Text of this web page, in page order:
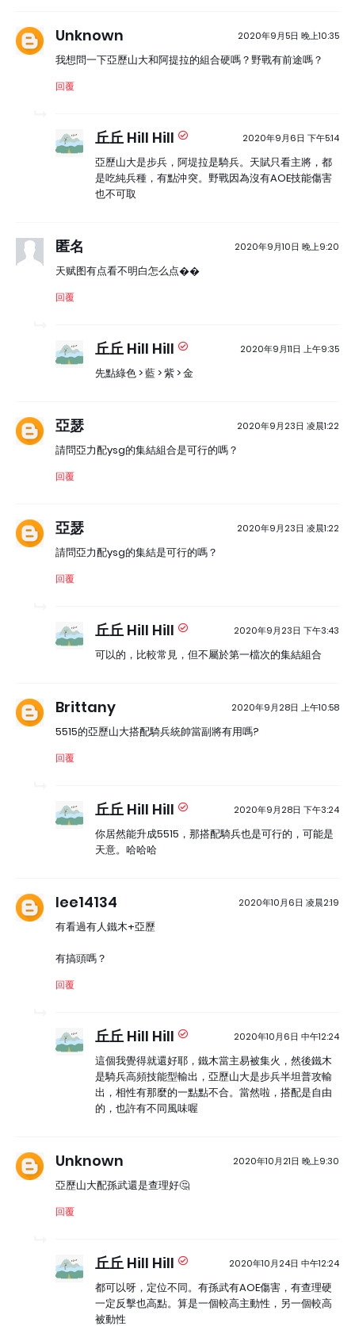
Unknown 2020年9月5日 晚上10:35
我想問一下亞歷山大和阿提拉的組合硬嗎？野戰有前途嗎？
回覆
丘丘 Hill Hill 2020年9月6日 下午5:14
亞歷山大是步兵，阿堤拉是騎兵。天賦只看主將，都
是吃純兵種，有點沖突。野戰因為沒有AOE技能傷害
也不可取
匿名 2020年9月10日 晚上9:20
天赋图有点看不明白怎么点��
回覆
丘丘 Hill Hill 2020年9月11日 上午9:35
先點綠色 > 藍 > 紫 > 金
亞瑟 2020年9月23日 凌晨1:22
請問亞力配ysg的集結組合是可行的嗎？
回覆
亞瑟 2020年9月23日 凌晨1:22
請問亞力配ysg的集結是可行的嗎？
回覆
丘丘 Hill Hill 2020年9月23日 下午3:43
可以的，比較常見，但不屬於第一檔次的集結組合
Brittany 2020年9月28日 上午10:58
5515的亞歷山大搭配騎兵統帥當副將有用嗎?
回覆
丘丘 Hill Hill 2020年9月28日 下午3:24
你居然能升成5515，那搭配騎兵也是可行的，可能是
天意。哈哈哈
lee14134 2020年10月6日 凌晨2:19
有看過有人鐵木+亞歷
有搞頭嗎？
回覆
丘丘 Hill Hill 2020年10月6日 中午12:24
這個我覺得就還好耶，鐵木當主易被集火，然後鐵木
是騎兵高頻技能型輸出，亞歷山大是步兵半坦普攻輸
出，相性有那麼的一點點不合。當然啦，搭配是自由
的，也許有不同風味喔
Unknown 2020年10月21日 晚上9:30
亞歷山大配孫武還是查理好🤔
回覆
丘丘 Hill Hill 2020年10月24日 中午12:24
都可以呀，定位不同。有孫武有AOE傷害，有查理硬
一定反擊也高點。算是一個較高主動性，另一個較高
被動性